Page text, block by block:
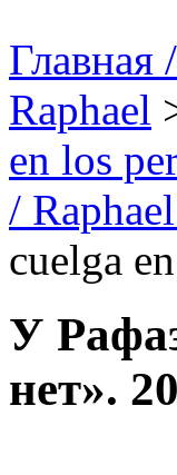
Главная
Raphael
en los
/
cuelga
У
нет».